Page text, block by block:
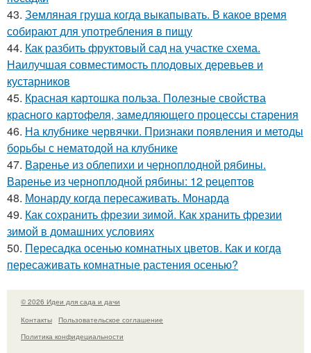
43. Земляная груша когда выкапывать. В какое время
собирают для употребления в пищу
44. Как разбить фруктовый сад на участке схема.
Наилучшая совместимость плодовых деревьев и
кустарников
45. Красная картошка польза. Полезные свойства
красного картофеля, замедляющего процессы старения
46. На клубнике червячки. Признаки появления и методы
борьбы с нематодой на клубнике
47. Варенье из облепихи и черноплодной рябины.
Варенье из черноплодной рябины: 12 рецептов
48. Монарду когда пересаживать. Монарда
49. Как сохранить фрезии зимой. Как хранить фрезии
зимой в домашних условиях
50. Пересадка осенью комнатных цветов. Как и когда
пересаживать комнатные растения осенью?
© 2026 Идеи для сада и дачи
Контакты
Пользовательское соглашение
Политика конфидециальности